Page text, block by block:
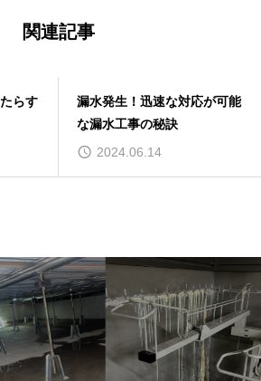
関連記事
らす
漏水発生！迅速な対応が可能
な漏水工事の秘訣
2024.06.14